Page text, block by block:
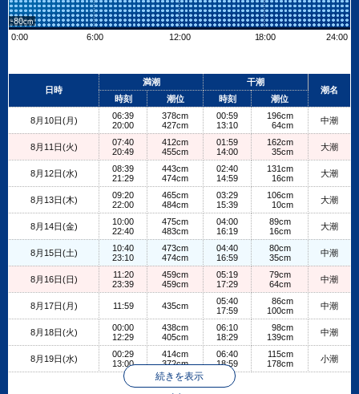
-80
0:00
6:00 12:00 18:00 24:00
+
日時
満潮
干潮
潮名
時刻
潮位 時刻 潮位
8月10日(月)
06:39
20:00
378cm
427cm
00:59
13:10
196cm
64cm
中潮
8月11日(火)
07:40
20:49
412cm
455cm
01:59
14:00
162cm
35cm
大潮
8月12日(水)
08:39
21:29
443cm
474cm
02:40
14:59
131cm
16cm
大潮
8月13日(木)
09:20
22:00
465cm
484cm
03:29
15:39
106cm
10cm
大潮
8月14日(金)
10:00
22:40
475cm
483cm
04:00
16:19
89cm
16cm
大潮
8月15日(土)
10:40
23:10
473cm
474cm
04:40
16:59
80cm
35cm
中潮
8月16日(日)
11:20
23:39
459cm
459cm
05:19
17:29
79cm
64cm
中潮
8月17日(月) 11:59 435cm
05:40
17:59
86cm
100cm
中潮
8月18日(火)
00:00
12:29
438cm
405cm
06:10
18:29
98cm
139cm
中潮
8月19日(水)
00:29
13:00
414cm
372cm
06:40
18:59
115cm
178cm
小潮
続きを表示